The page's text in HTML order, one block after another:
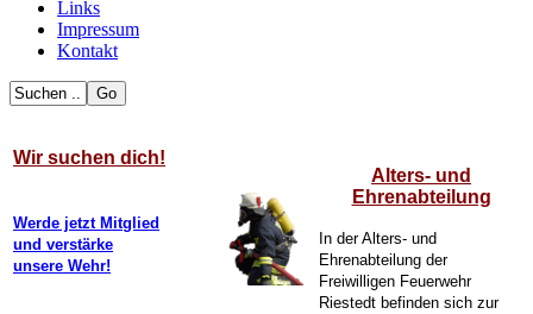
Links
Impressum
Kontakt
Wir suchen dich!
Werde jetzt Mitglied
und verstärke
unsere Wehr!
Alters- und
Ehrenabteilung
In der Alters- und
Ehrenabteilung der
Freiwilligen Feuerwehr
Riestedt befinden sich zur